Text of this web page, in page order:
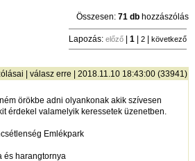
Összesen:71 db hozzászólás
Lapozás:előző |1 | 2 |következő
|válasz erre | 2018.11.10 18:43:00 (33941)
örökbe adni olyankonak akik szívesen
érdekel valamelyik keressetek üzenetben.
Emlékpark
és harangtornya